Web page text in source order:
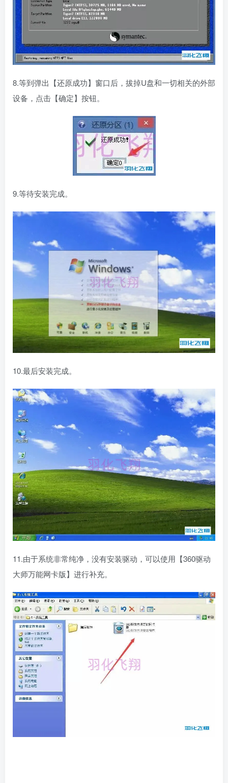
8.等到弹出【还原成功】窗口后，拔掉U盘和一切相关的外部
设备，点击【确定】按钮。
9.等待安装完成。
10.最后安装完成。
11.由于系统非常纯净，没有安装驱动，可以使用【360驱动
大师万能网卡版】进行补充。